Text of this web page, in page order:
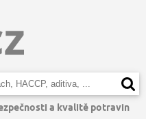
a kvalitě potravin